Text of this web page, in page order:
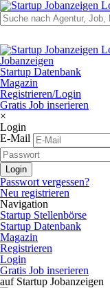
Jobanzeigen
Startup Datenbank
Magazin
Registrieren/Login
Gratis Job inserieren
×
Login
E-Mail
Passwort vergessen?
Neu registrieren
Navigation
Startup Stellenbörse
Startup Datenbank
Magazin
Registrieren
Login
Gratis Job inserieren
auf Startup Jobanzeigen